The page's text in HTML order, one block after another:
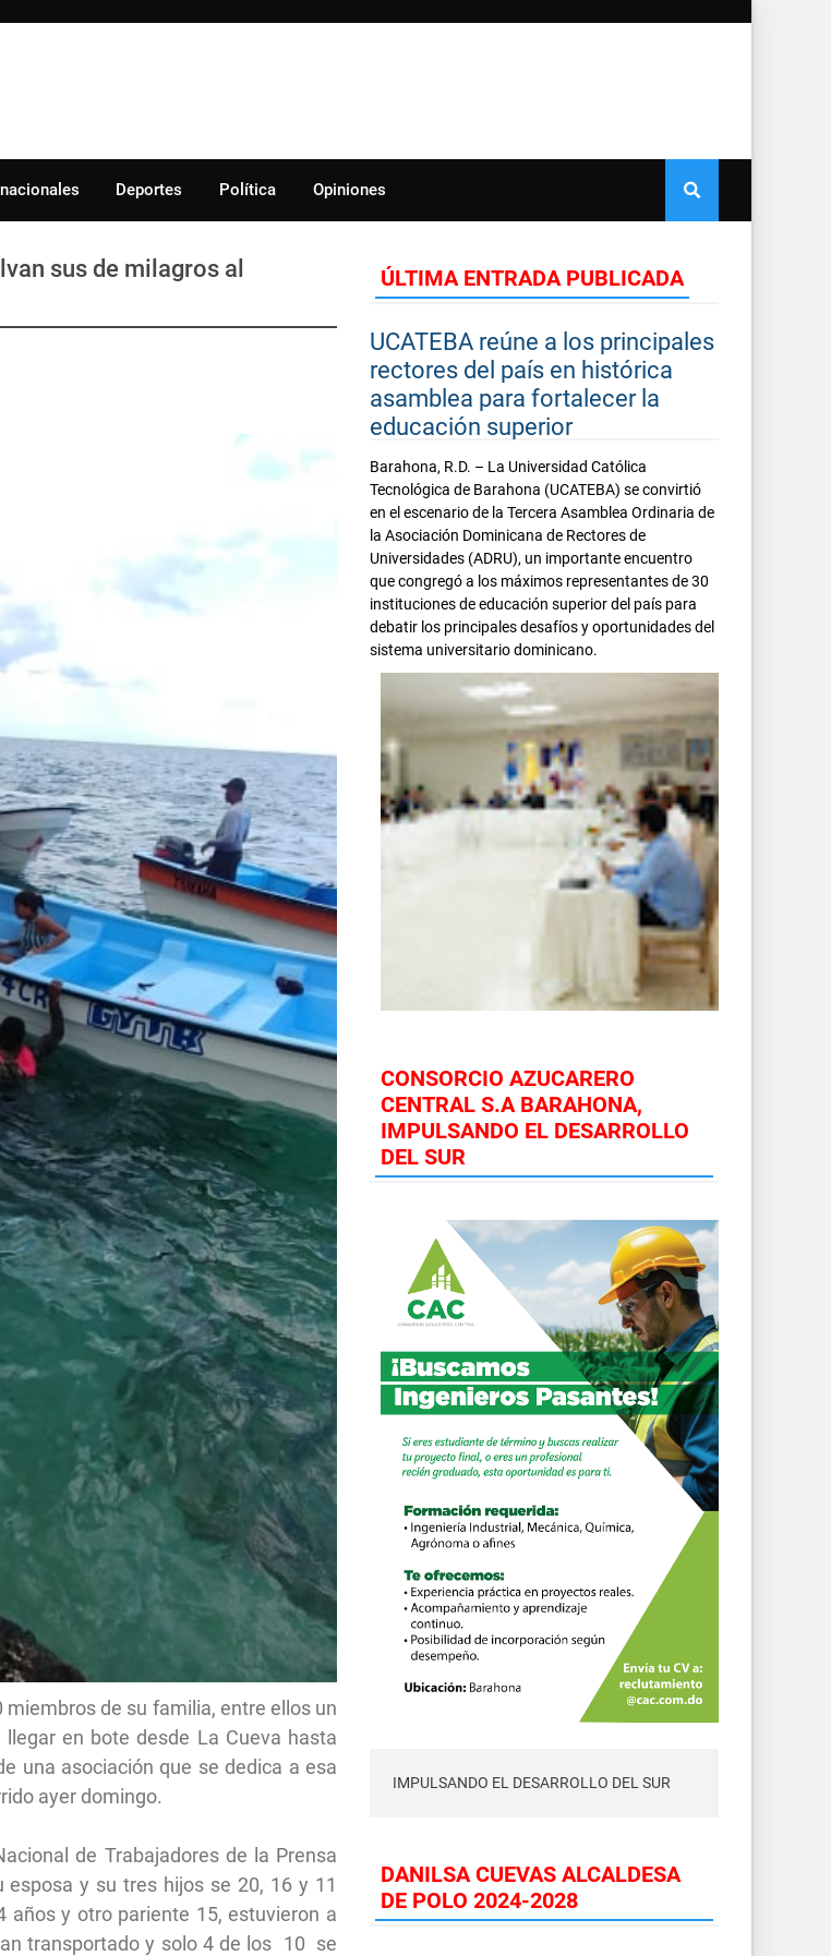
Deportes Política Opiniones
sus de milagros al
miembros de su familia, entre ellos un
en bote desde La Cueva hasta
una asociación que se dedica a esa
ayer domingo.
de Trabajadores de la Prensa
esposa y su tres hijos se 20, 16 y 11
años y otro pariente 15, estuvieron a
transportado y solo 4 de los 10 se
ÚLTIMA ENTRADA PUBLICADA
UCATEBA reúne a los principales
rectores del país en histórica
asamblea para fortalecer la
educación superior
Barahona, R.D. – La Universidad Católica
Tecnológica de Barahona (UCATEBA) se convirtió
en el escenario de la Tercera Asamblea Ordinaria de
la Asociación Dominicana de Rectores de
Universidades (ADRU), un importante encuentro
que congregó a los máximos representantes de 30
instituciones de educación superior del país para
debatir los principales desafíos y oportunidades del
sistema universitario dominicano.
CONSORCIO AZUCARERO
CENTRAL S.A BARAHONA,
IMPULSANDO EL DESARROLLO
DEL SUR
IMPULSANDO EL DESARROLLO DEL SUR
DANILSA CUEVAS ALCALDESA
DE POLO 2024-2028